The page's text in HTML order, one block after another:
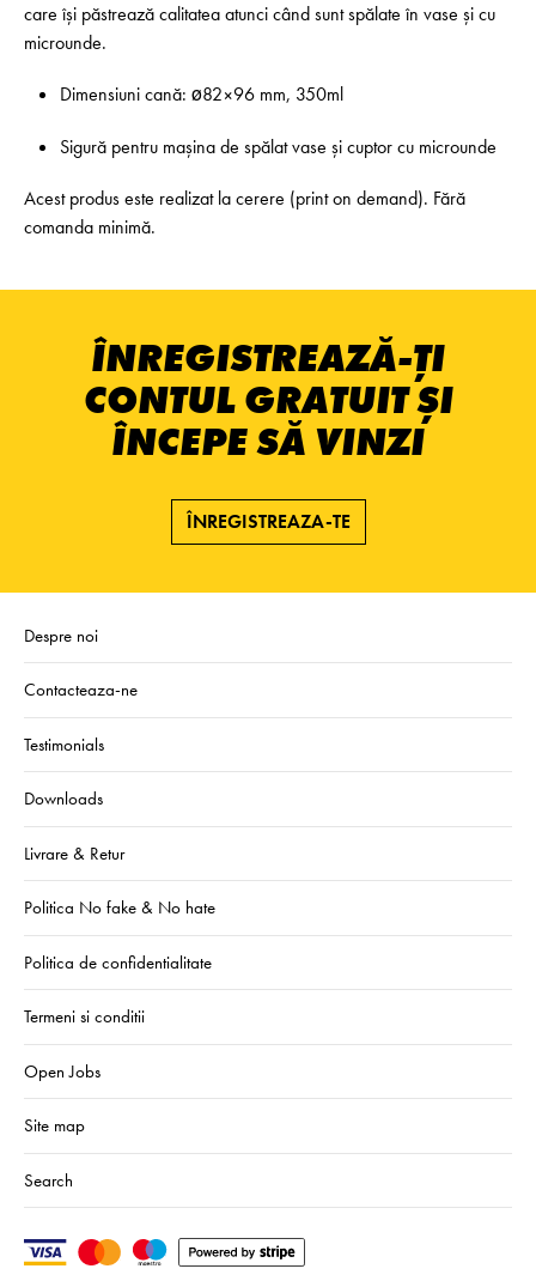
care își păstrează calitatea atunci când sunt spălate în vase și cu
microunde.
Dimensiuni cană: ø82×96 mm, 350ml
Sigură pentru mașina de spălat vase și cuptor cu microunde
Acest produs este realizat la cerere (print on demand). Fără
comanda minimă.
ÎNREGISTREAZĂ-ȚI
CONTUL GRATUIT ȘI
ÎNCEPE SĂ VINZI
ÎNREGISTREAZA-TE
Despre noi
Contacteaza-ne
Testimonials
Downloads
Livrare & Retur
Politica No fake & No hate
Politica de confidentialitate
Termeni si conditii
Open Jobs
Site map
Search